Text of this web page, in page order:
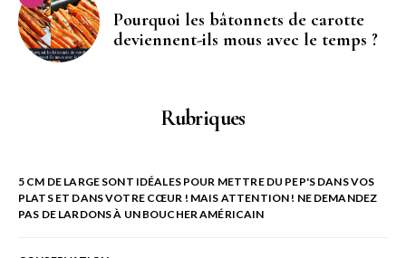
Pourquoi les bâtonnets de carotte
deviennent-ils mous avec le temps ?
Rubriques
5 CM DE LARGE SONT IDÉALES POUR METTRE DU PEP'S DANS VOS
PLATS ET DANS VOTRE CŒUR ! MAIS ATTENTION ! NE DEMANDEZ
PAS DE LARDONS À UN BOUCHER AMÉRICAIN